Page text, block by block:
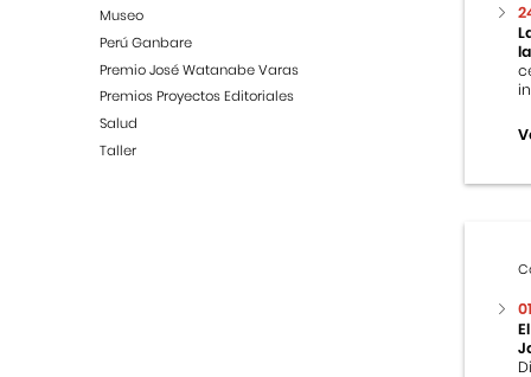
Museo
Perú Ganbare
Premio José Watanabe Varas
Premios Proyectos Editoriales
Salud
Taller